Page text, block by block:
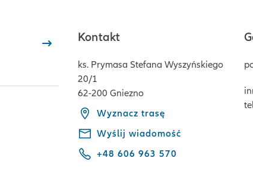
Kontakt
ks. Prymasa Stefana Wyszyńskiego
20/1
62-200 Gniezno
Wyznacz trasę
Wyślij wiadomość
+48 606 963 570